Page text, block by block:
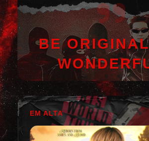
BE
EM ALTA